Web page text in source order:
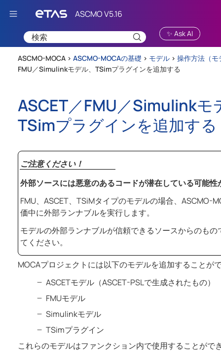
Skip To Main Content
✨ Ask AI
ASCMO-MOCA > ASCMO-MOCAの基礎 > モデル > 操作方法（モ
FMU／Simulinkモデル、TSimプラグインを追加する
ASCET／FMU／Simulinkモ
TSimプラグインを追加する
ご注意ください！
外部ソースには悪意のあるコードが潜在している可能性
FMU、ASCET、TSiMタイプのモデルの場合、 ASCMO-
価中に外部ランナブルを実行します。
モデルの外部ランナブルが信頼できるソースからのも
てください。
MOCAプロジェクトには以下のモデルを追加することが
ASCETモデル（ASCET-PSLで生成されたもの）
FMUモデル
Simulinkモデル
TSimプラグイン
これらのモデルはファンクション内で使用することがで